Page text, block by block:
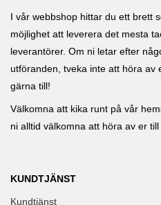
I vår webbshop hittar du ett brett
möjlighet att leverera det mesta
leverantörer. Om ni letar efter
utföranden, tveka inte att höra av
gärna till!
Välkomna att kika runt på vår
ni alltid välkomna att höra av er till
KUNDTJÄNST
Kundtjänst